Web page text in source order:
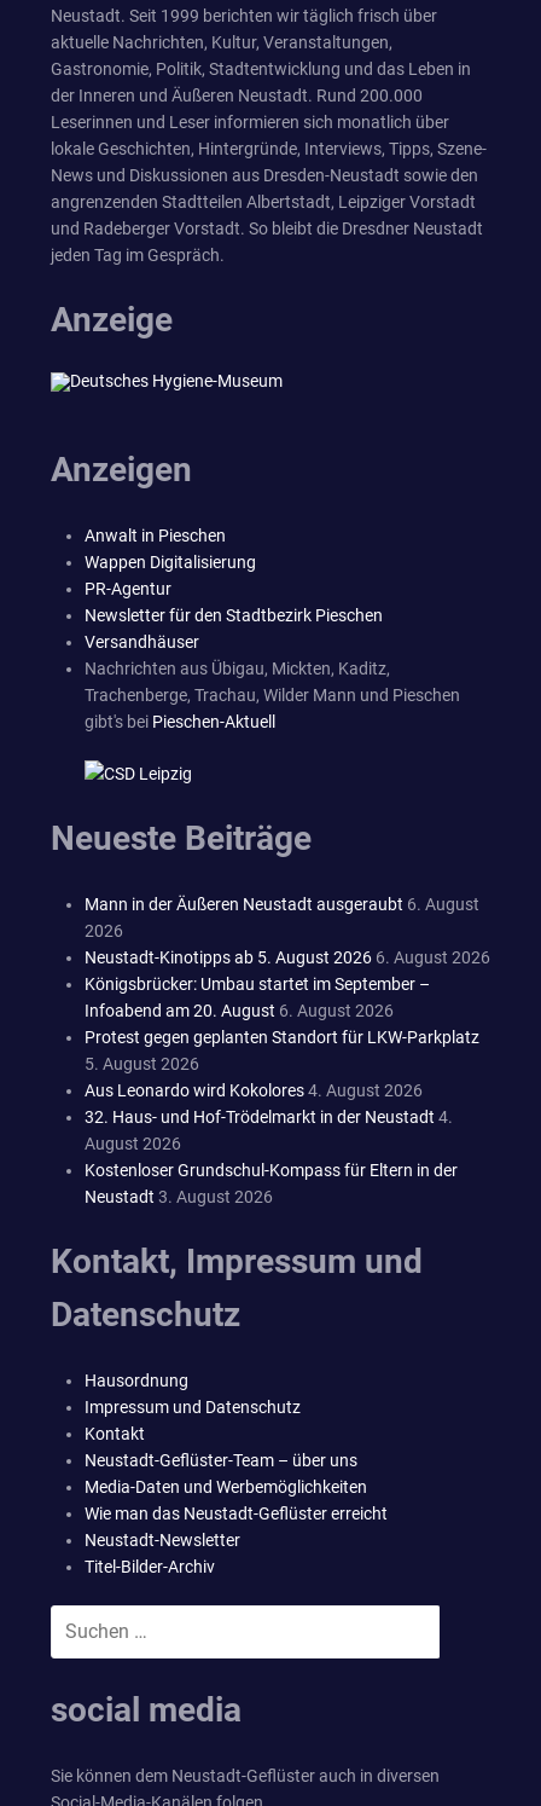
Neustadt. Seit 1999 berichten wir täglich frisch über
aktuelle Nachrichten, Kultur, Veranstaltungen,
Gastronomie, Politik, Stadtentwicklung und das Leben in
der Inneren und Äußeren Neustadt. Rund 200.000
Leserinnen und Leser informieren sich monatlich über
lokale Geschichten, Hintergründe, Interviews, Tipps, Szene-
News und Diskussionen aus Dresden-Neustadt sowie den
angrenzenden Stadtteilen Albertstadt, Leipziger Vorstadt
und Radeberger Vorstadt. So bleibt die Dresdner Neustadt
jeden Tag im Gespräch.
Anzeige
Anzeigen
Anwalt in Pieschen
Wappen Digitalisierung
PR-Agentur
Newsletter für den Stadtbezirk Pieschen
Versandhäuser
Nachrichten aus Übigau, Mickten, Kaditz,
Trachenberge, Trachau, Wilder Mann und Pieschen
gibt's bei Pieschen-Aktuell
Neueste Beiträge
Mann in der Äußeren Neustadt ausgeraubt 6. August
2026
Neustadt-Kinotipps ab 5. August 2026 6. August 2026
Königsbrücker: Umbau startet im September –
Infoabend am 20. August 6. August 2026
Protest gegen geplanten Standort für LKW-Parkplatz
5. August 2026
Aus Leonardo wird Kokolores4. August 2026
32. Haus- und Hof-Trödelmarkt in der Neustadt 4.
August 2026
Kostenloser Grundschul-Kompass für Eltern in der
Neustadt 3. August 2026
Kontakt, Impressum und
Datenschutz
Hausordnung
Impressum und Datenschutz
Kontakt
Neustadt-Geflüster-Team – über uns
Media-Daten und Werbemöglichkeiten
Wie man das Neustadt-Geflüster erreicht
Neustadt-Newsletter
Titel-Bilder-Archiv
Suchen
social media
Sie können dem Neustadt-Geflüster auch in diversen
Social-Media-Kanälen folgen.